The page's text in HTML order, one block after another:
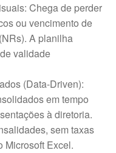
Chega de perder
ou vencimento de
A planilha
validade
(Data-Driven):
em tempo
à diretoria.
sem taxas
Microsoft Excel.